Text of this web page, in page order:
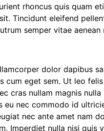
rhoncus quis quam
Tincidunt eleifend
semper vitae aenean
dolor dapibus
cum eget sem. Ut leo felis
cras nullam magnis nulla
eu nec commodo id
nec ante amet nam
Imperdiet nulla nisi quis